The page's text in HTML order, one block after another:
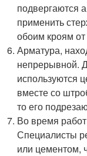
подвергаются
применить
обоим кроям
Арматура,
непрерывной.
используются
вместе со
то его
Во время
Специалисты
или цементом,